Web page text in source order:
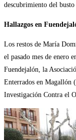
descubrimiento del busto
Hallazgos en
Los restos de María
el pasado mes de enero
Fuendejalón, la
Enterrados en Magallón
Investigación Contra el